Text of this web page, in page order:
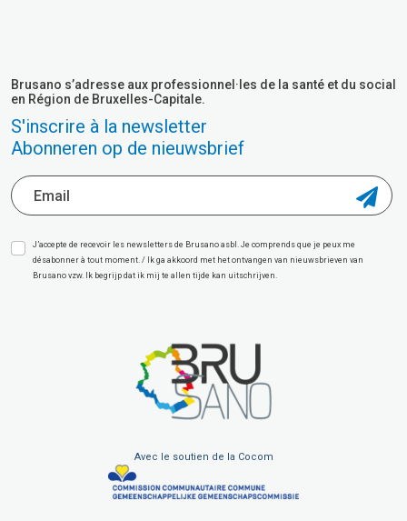
Brusano s’adresse aux professionnel·les de la santé et du social
en Région de Bruxelles-Capitale.
S'inscrire à la newsletter
Abonneren op de nieuwsbrief
J’accepte de recevoir les newsletters de Brusano asbl. Je comprends que je peux me
désabonner à tout moment. / Ik ga akkoord met het ontvangen van nieuwsbrieven van
Brusano vzw. Ik begrijp dat ik mij te allen tijde kan uitschrijven.
Avec le soutien de la Cocom